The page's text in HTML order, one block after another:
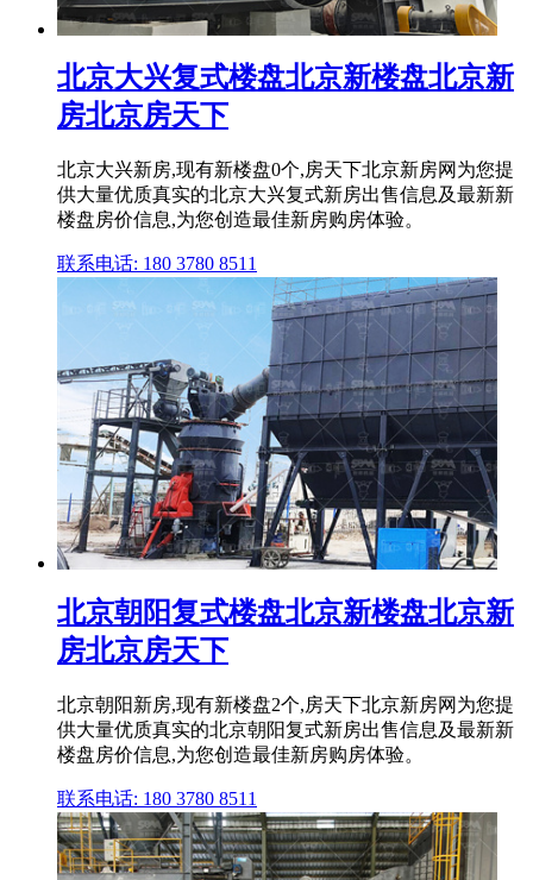
北京大兴复式楼盘北京新楼盘北京新
房北京房天下
北京大兴新房,现有新楼盘0个,房天下北京新房网为您提
供大量优质真实的北京大兴复式新房出售信息及最新新
楼盘房价信息,为您创造最佳新房购房体验。
联系电话: 180 3780 8511
北京朝阳复式楼盘北京新楼盘北京新
房北京房天下
北京朝阳新房,现有新楼盘2个,房天下北京新房网为您提
供大量优质真实的北京朝阳复式新房出售信息及最新新
楼盘房价信息,为您创造最佳新房购房体验。
联系电话: 180 3780 8511